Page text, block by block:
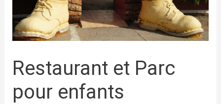
Restaurant et Parc
pour enfants